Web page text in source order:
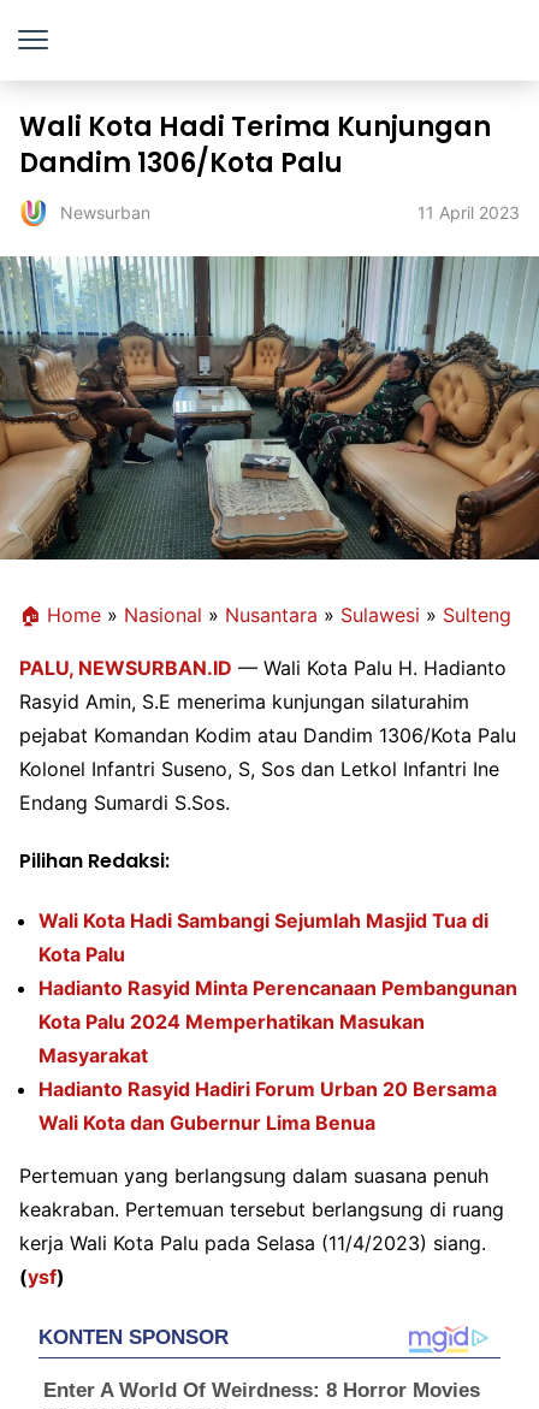
Wali Kota Hadi Terima Kunjungan
Dandim 1306/Kota Palu
Newsurban 11 April 2023
🏠 Home » Nasional » Nusantara » Sulawesi » Sulteng
PALU, NEWSURBAN.ID — Wali Kota Palu H. Hadianto
Rasyid Amin, S.E menerima kunjungan silaturahim
pejabat Komandan Kodim atau Dandim 1306/Kota Palu
Kolonel Infantri Suseno, S, Sos dan Letkol Infantri Ine
Endang Sumardi S.Sos.
Pilihan Redaksi:
Wali Kota Hadi Sambangi Sejumlah Masjid Tua di
Kota Palu
Hadianto Rasyid Minta Perencanaan Pembangunan
Kota Palu 2024 Memperhatikan Masukan
Masyarakat
Hadianto Rasyid Hadiri Forum Urban 20 Bersama
Wali Kota dan Gubernur Lima Benua
Pertemuan yang berlangsung dalam suasana penuh
keakraban. Pertemuan tersebut berlangsung di ruang
kerja Wali Kota Palu pada Selasa (11/4/2023) siang.
(ysf)